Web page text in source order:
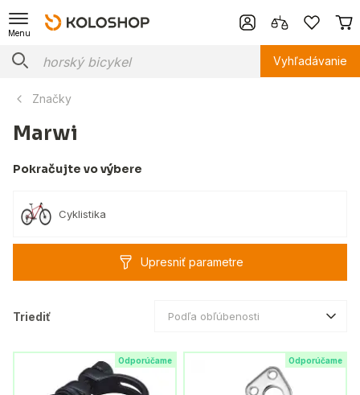
Menu
Vyhľadávanie
Značky
Marwi
Pokračujte vo výbere
Cyklistika
Upresniť parametre
Triediť Podľa obľúbenosti
Odporúčame Odporúčame